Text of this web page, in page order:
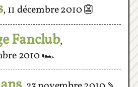
Fanclub,
2010🏎
,23 novembre 2010🍡